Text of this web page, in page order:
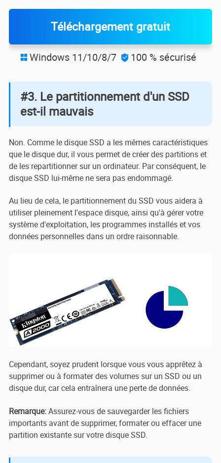
Téléchargement gratuit
 Windows 11/10/8/7  100 % sécurisé
#3. Le partitionnement d'un SSD
est-il mauvais
Non. Comme le disque SSD a les mêmes caractéristiques
que le disque dur, il vous permet de créer des partitions et
de les repartitionner sur un ordinateur. Par conséquent, le
disque SSD lui-même ne sera pas endommagé.
Au lieu de cela, le partitionnement du SSD vous aidera à
utiliser pleinement l'espace disque, ainsi qu'à gérer votre
système d'exploitation, les programmes installés et vos
données personnelles dans un ordre raisonnable.
Cependant, soyez prudent lorsque vous vous apprêtez à
supprimer ou à formater des volumes sur un SSD ou un
disque dur, car cela entraînera une perte de données.
Remarque:Assurez-vous de sauvegarder les fichiers
importants avant de supprimer, formater ou effacer une
partition existante sur votre disque SSD.